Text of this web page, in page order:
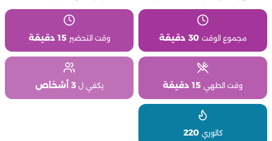
مجموع الوقت 30 دقيقة وقت التحضير 15 دقيقة
وقت الطهي 15 دقيقة يكفي ل 3 أشخاص
كالوري 220